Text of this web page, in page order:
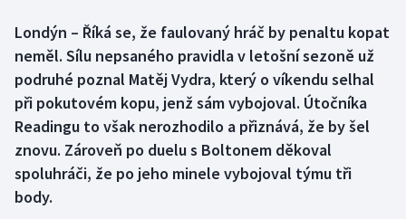
Box
Curling
Dostihy
Florbal
Londýn – Říká se, že faulovaný hráč by penaltu kopat
neměl. Sílu nepsaného pravidla v letošní sezoně už
podruhé poznal Matěj Vydra, který o víkendu selhal
při pokutovém kopu, jenž sám vybojoval. Útočníka
Readingu to však nerozhodilo a přiznává, že by šel
znovu. Zároveň po duelu s Boltonem děkoval
spoluhráči, že po jeho minele vybojoval týmu tři
body.